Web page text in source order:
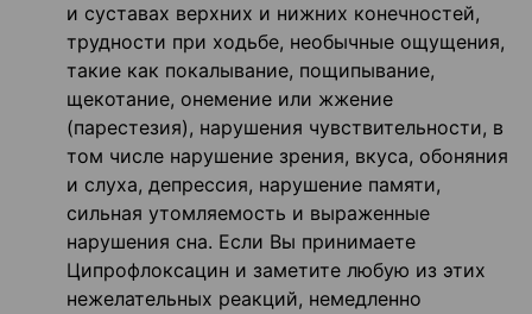
и суставах верхних и нижних конечностей,
трудности при ходьбе, необычные ощущения,
такие как покалывание, пощипывание,
щекотание, онемение или жжение
(парестезия), нарушения чувствительности, в
том числе нарушение зрения, вкуса, обоняния
и слуха, депрессия, нарушение памяти,
сильная утомляемость и выраженные
нарушения сна. Если Вы принимаете
Ципрофлоксацин и заметите любую из этих
нежелательных реакций, немедленно